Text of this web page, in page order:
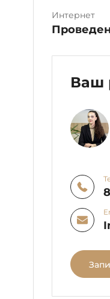
Интернет
Ваш